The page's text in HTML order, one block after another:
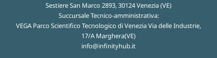
Sestiere San Marco 2893, 30124 Venezia (VE)
Succursale Tecnico-amministrativa:
VEGA Parco Scientifico Tecnologico di Venezia Via delle Industrie,
17/A Marghera(VE)
info@infinityhub.it